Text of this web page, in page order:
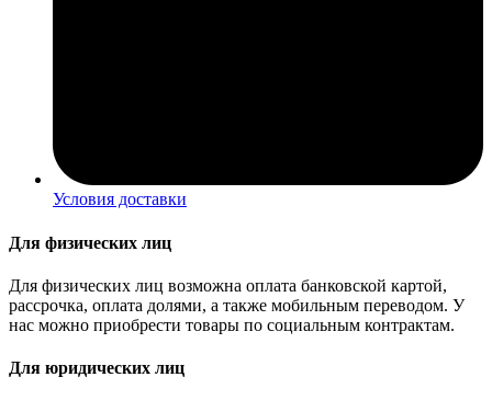
Условия доставки
Для физических лиц
Для физических лиц возможна оплата банковской картой,
рассрочка, оплата долями, а также мобильным переводом. У
нас можно приобрести товары по социальным контрактам.
Для юридических лиц